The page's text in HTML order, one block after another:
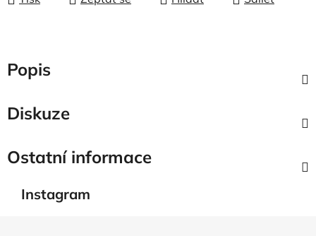
Popis
Diskuze
Ostatní informace
Instagram